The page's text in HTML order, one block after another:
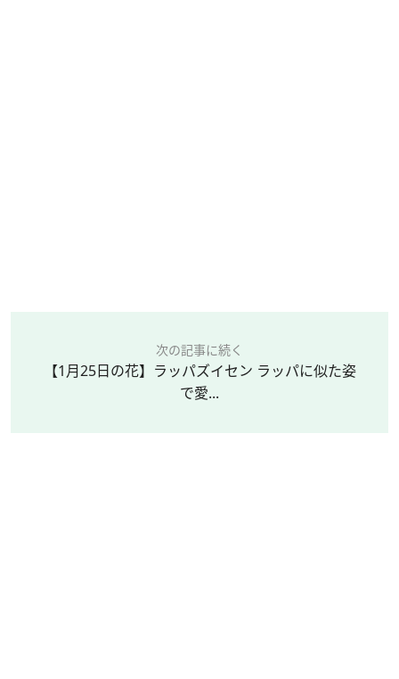
次の記事に続く
【1月25日の花】ラッパズイセン ラッパに似た姿
で愛...